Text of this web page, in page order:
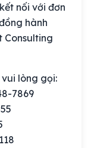
nối với đơn
hành
Consulting
lòng gọi:
7869